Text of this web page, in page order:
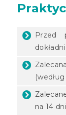
Przed
na 14 dni